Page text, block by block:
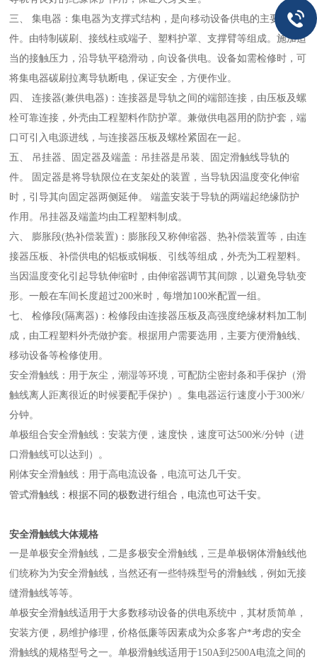
三、 集电器：集电器为支撑式结构，是向移动设备供电的主要部
件。由特制碳刷、接线柱或端子、塑料护罩、支撑臂等组成。施加适
当的接触压力，沿导轨平稳滑动，向设备供电。设备如需检修时，可
将集电器碳刷拉离导轨断电，保证安全，方便作业。
四、 连接器(兼供电器)：连接器是导轨之间的端部连接，由压板及螺
栓可靠连接，外壳由工程塑料作防护罩。兼做供电器用的防护套，端
口可引入电源进线，与连接器压板及螺栓紧固在一起。
五、 吊挂器、固定器及端盖：吊挂器是吊装、固定滑触线导轨的
件。 固定器是将导轨限位在支架处的装置，当导轨因温度变化伸缩
时，引导其向固定器两侧延伸。 端盖安装于导轨的两端起绝缘防护
作用。吊挂器及端盖均由工程塑料制成。
六、 膨胀段(热补偿装置)：膨胀段又称伸缩器、热补偿装置等，由连
接器压板、补偿供电的铝板或铜板、引线等组成，外壳为工程塑料。
当因温度变化引起导轨伸缩时，由伸缩器调节其间隙，以避免导轨变
形。一般在车间长度超过200米时，每增加100米配置一组。
七、 检修段(隔离器)：检修段由连接器压板及高强度绝缘材料加工制
成，由工程塑料外壳做护套。根据用户需要选用，主要方便滑触线、
移动设备等检修使用。
安全滑触线：用于灰尘，潮湿等环境，可配防尘密封条和手保护（滑
触线离人距离很近的时候要配手保护）。集电器运行速度小于300米/
分钟。
单极组合安全滑触线：安装方便，速度快，速度可达500米/分钟（进
口滑触线可以达到）。
刚体安全滑触线：用于高电流设备，电流可达几千安。
管式滑触线：根据不同的极数进行组合，电流也可达千安。
安全滑触线大体规格
一是单极安全滑触线，二是多极安全滑触线，三是单极钢体滑触线他
们统称为为安全滑触线，当然还有一些特殊型号的滑触线，例如无接
缝滑触线等等。
单极安全滑触线适用于大多数移动设备的供电系统中，其材质简单，
安装方便，易维护修理，价格低廉等因素成为众多客户*考虑的安全
滑触线的规格型号之一。单极滑触线适用于150A到2500A电流之间的